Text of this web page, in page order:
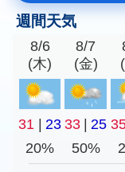
週間天気
8/6
(木)
8/7
(金)
31 | 23 33 | 25
20%
50%